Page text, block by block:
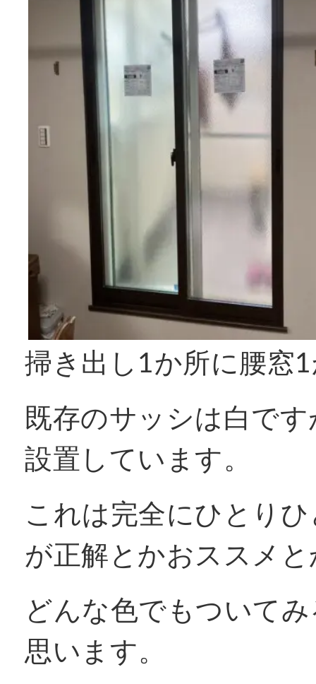
掃き出し1か所に腰窓
既存のサッシは白で
設置しています。
これは完全にひとり
が正解とかおススメ
どんな色でもついて
思います。